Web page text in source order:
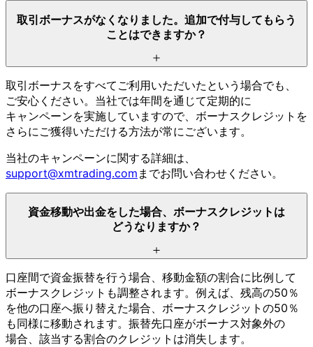
取引ボーナスがなくなりました。 追加で付与して もらう
ことはできますか？
取引ボーナスをすべて ご利用いただいたと いう 場合でも、
ご安心ください。 当社では年間を通じて定期的に
キャンペーンを実施していますので、 ボーナスクレジットを
さらに ご獲得いただける方法が常に ございます。
当社のキャンペーンに関する詳細は、
support@xmtrading.com までお問い合わせください。
資金移動や出金を した場合、 ボーナスクレジットは
どうなりますか？
口座間で資金振替を行う 場合、 移動金額の割合に比例して
ボーナスクレジットも調整されます。 例えば、 残高の50％
を他の口座へ振り替えた場合、 ボーナスクレジットの50％
も同様に移動されます。 振替先口座がボーナス対象外の
場合、 該当する割合のクレジットは消失します。